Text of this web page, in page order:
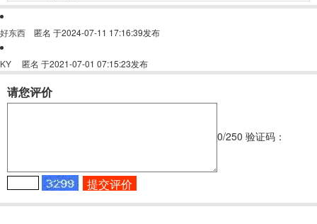
好东西 匿名 于2024-07-11 17:16:39发布
KY 匿名 于2021-07-01 07:15:23发布
请您评价
0/250 验证码：